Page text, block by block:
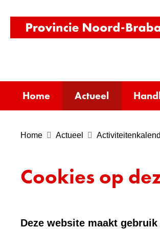
Home Actueel
Home Actueel
Cookies op
Deze website maakt